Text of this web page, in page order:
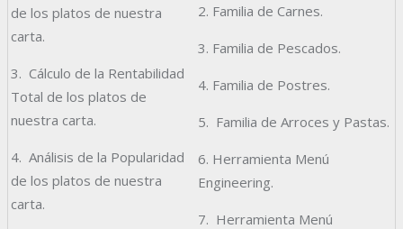
de los platos de nuestra
carta.
3. Cálculo de la Rentabilidad
Total de los platos de
nuestra carta.
4. Análisis de la Popularidad
de los platos de nuestra
carta.
2. Familia de Carnes.
3. Familia de Pescados.
4. Familia de Postres.
5. Familia de Arroces y Pastas.
6. Herramienta Menú
Engineering.
7. Herramienta Menú